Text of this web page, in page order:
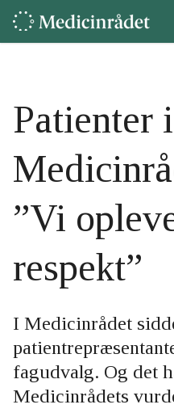
Patienter i
”Vi
respekt”
I Medicinrådet
fagudvalg. Og det
Medicinrådets